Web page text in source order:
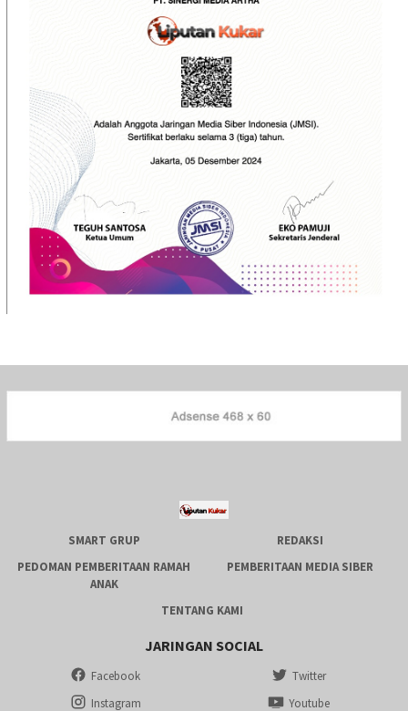
SMART GRUP
REDAKSI
PEDOMAN PEMBERITAAN RAMAH
ANAK
PEMBERITAAN MEDIA SIBER
TENTANG KAMI
JARINGAN SOCIAL
Facebook
Twitter
Instagram
Youtube